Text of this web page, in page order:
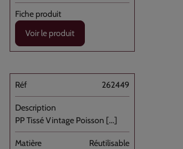
Voir le produit
262449
PP Tissé Vintage Poisson [...]
Réutilisable